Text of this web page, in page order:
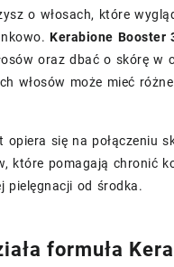
o włosach, które
Kerabione Booster
oraz dbać o skórę w
włosów może mieć
opiera się na połączeniu
które pomagają chronić
pielęgnacji od środka.
formuła